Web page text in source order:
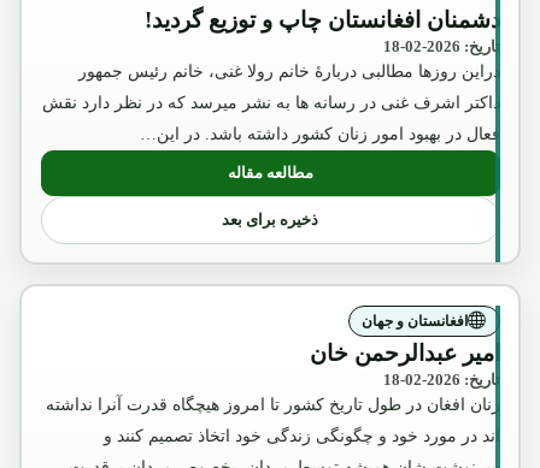
دشمنان افغانستان چاپ و توزیع گردید!
تاریخ: 2026-02-18
دراین روزها مطالبی دربارۀ خانم رولا غنی، خانم رئیس جمهور
داکتر اشرف غنی در رسانه ها به نشر میرسد که در نظر دارد نقش
فعال در بهبود امور زنان کشور داشته باشد. در این…
مطالعه مقاله: عکس تقلبی و تبلیغاتی ملکه ثریا که
ذخیره برای بعد
افغانستان و جهان
امیر عبدالرحمن خان
تاریخ: 2026-02-18
زنان افغان در طول تاریخ کشور تا امروز هیچگاه قدرت آنرا نداشته
اند در مورد خود و چگونگی زندگی خود اتخاذ تصمیم کنند و